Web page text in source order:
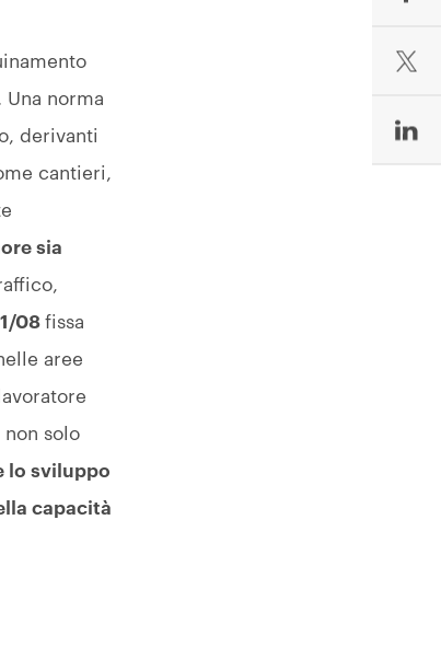
norma
derivanti
cantieri,
sia
08fissa
aree
solo
lo sviluppo
capacità